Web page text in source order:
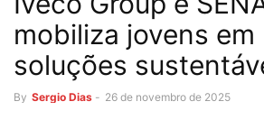
mobiliza jovens
soluções
By Sergio Dias - 26 de novembro de 2025